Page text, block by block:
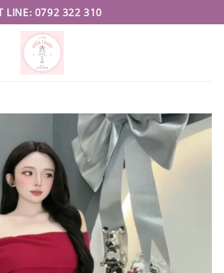
LINE: 0792 322 310